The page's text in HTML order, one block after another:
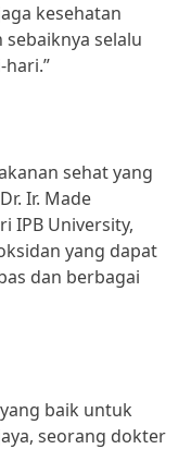
kesehatan
selalu
sehat yang
Ir. Made
IPB University,
yang dapat
dan berbagai
baik untuk
seorang dokter